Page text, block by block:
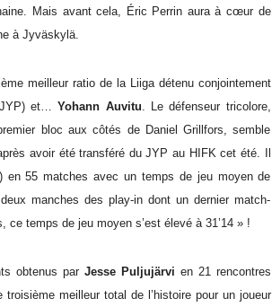
Mais avant cela, Éric Perrin aura à cœur de
à Jyväskylä.
meilleur ratio de la Liiga détenu conjointement
(JYP) et…Yohann Auvitu. Le défenseur tricolore,
bloc aux côtés de Daniel Grillfors, semble
avoir été transféré du JYP au HIFK cet été. Il
en 55 matches avec un temps de jeu moyen de
manches des play-in dont un dernier match-
ce temps de jeu moyen s’est élevé à 31’14 » !
obtenus par Jesse Puljujärvi en 21 rencontres
troisième meilleur total de l’histoire pour un joueur